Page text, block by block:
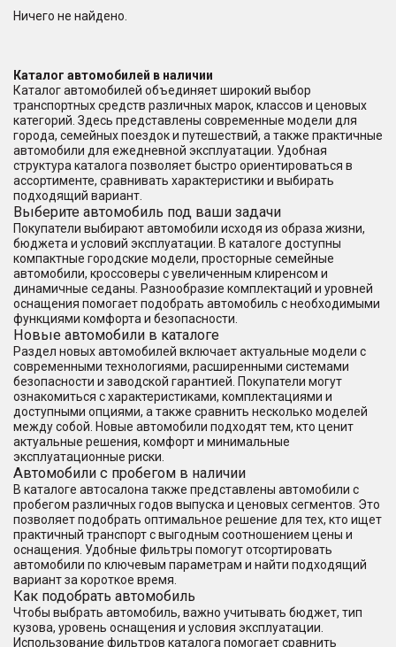
Ничего не найдено.
Каталог автомобилей в наличии
Каталог автомобилей объединяет широкий выбор
транспортных средств различных марок, классов и ценовых
категорий. Здесь представлены современные модели для
города, семейных поездок и путешествий, а также практичные
автомобили для ежедневной эксплуатации. Удобная
структура каталога позволяет быстро ориентироваться в
ассортименте, сравнивать характеристики и выбирать
подходящий вариант.
Выберите автомобиль под ваши задачи
Покупатели выбирают автомобили исходя из образа жизни,
бюджета и условий эксплуатации. В каталоге доступны
компактные городские модели, просторные семейные
автомобили, кроссоверы с увеличенным клиренсом и
динамичные седаны. Разнообразие комплектаций и уровней
оснащения помогает подобрать автомобиль с необходимыми
функциями комфорта и безопасности.
Новые автомобили в каталоге
Раздел новых автомобилей включает актуальные модели с
современными технологиями, расширенными системами
безопасности и заводской гарантией. Покупатели могут
ознакомиться с характеристиками, комплектациями и
доступными опциями, а также сравнить несколько моделей
между собой. Новые автомобили подходят тем, кто ценит
актуальные решения, комфорт и минимальные
эксплуатационные риски.
Автомобили с пробегом в наличии
В каталоге автосалона также представлены автомобили с
пробегом различных годов выпуска и ценовых сегментов. Это
позволяет подобрать оптимальное решение для тех, кто ищет
практичный транспорт с выгодным соотношением цены и
оснащения. Удобные фильтры помогут отсортировать
автомобили по ключевым параметрам и найти подходящий
вариант за короткое время.
Как подобрать автомобиль
Чтобы выбрать автомобиль, важно учитывать бюджет, тип
кузова, уровень оснащения и условия эксплуатации.
Использование фильтров каталога помогает сравнить